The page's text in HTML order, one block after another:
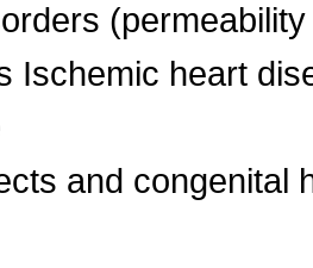
Ischemic heart
and congenital